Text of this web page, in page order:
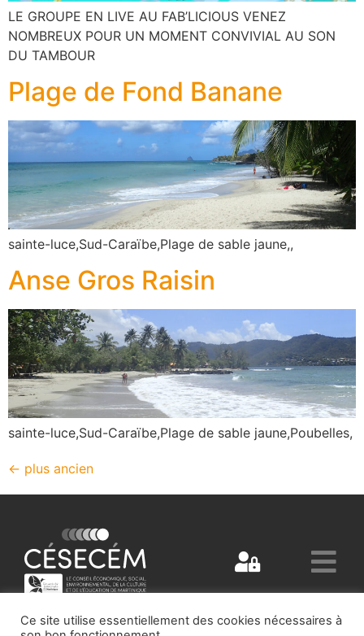
LE GROUPE EN LIVE AU FAB’LICIOUS VENEZ
NOMBREUX POUR UN MOMENT CONVIVIAL AU SON
DU TAMBOUR
Plage de Fond Banane
sainte-luce,Sud-Caraïbe,Plage de sable jaune,,
Anse Gros Raisin
sainte-luce,Sud-Caraïbe,Plage de sable jaune,Poubelles,
← plus ancien
Ce site utilise essentiellement des cookies nécessaires à